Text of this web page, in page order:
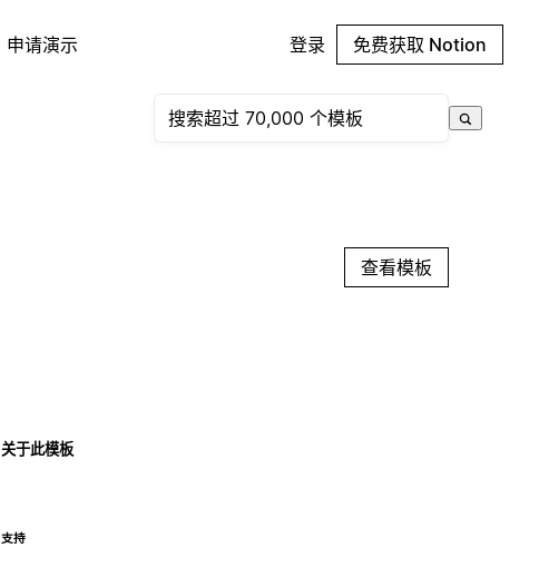
申请演示 登录 免费获取 Notion
查看模板
关于此模板
支持